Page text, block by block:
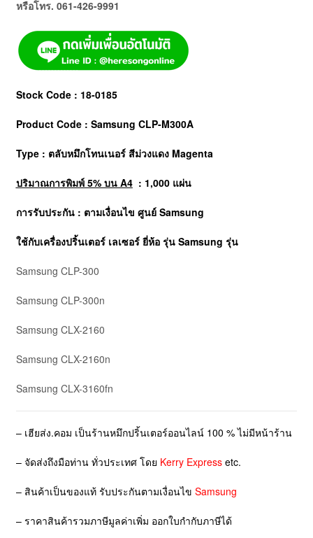
หรือโทร. 061-426-9991
Stock Code : 18-0185
Product Code : Samsung CLP-M300A
Type : ตลับหมึกโทนเนอร์ สีม่วงแดง Magenta
ปริมาณการพิมพ์ 5% บน A4: 1,000 แผ่น
การรับประกัน : ตามเงื่อนไข ศูนย์ Samsung
ใช้กับเครื่องปริ้นเตอร์ เลเซอร์ ยี่ห้อ รุ่น Samsung รุ่น
Samsung CLP-300
Samsung CLP-300n
Samsung CLX-2160
Samsung CLX-2160n
Samsung CLX-3160fn
– เฮียส่ง.คอม เป็นร้านหมึกปริ้นเตอร์ออนไลน์ 100 % ไม่มีหน้าร้าน
– จัดส่งถึงมือท่าน ทั่วประเทศ โดย Kerry Expressetc.
– สินค้าเป็นของแท้ รับประกันตามเงื่อนไข Samsung
– ราคาสินค้ารวมภาษีมูลค่าเพิ่ม ออกใบกำกับภาษีได้